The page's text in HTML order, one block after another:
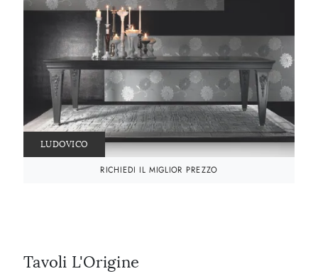
LUDOVICO
RICHIEDI IL MIGLIOR PREZZO
Tavoli L'Origine